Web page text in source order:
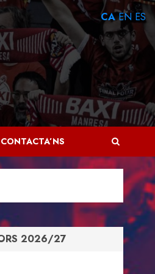
CONTACTA’NS
2026/27
CA EN ES